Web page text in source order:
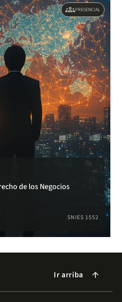
groupsPRESENCIAL
de los Negocios
SNIES 1552
Ir arriba arrow_forward